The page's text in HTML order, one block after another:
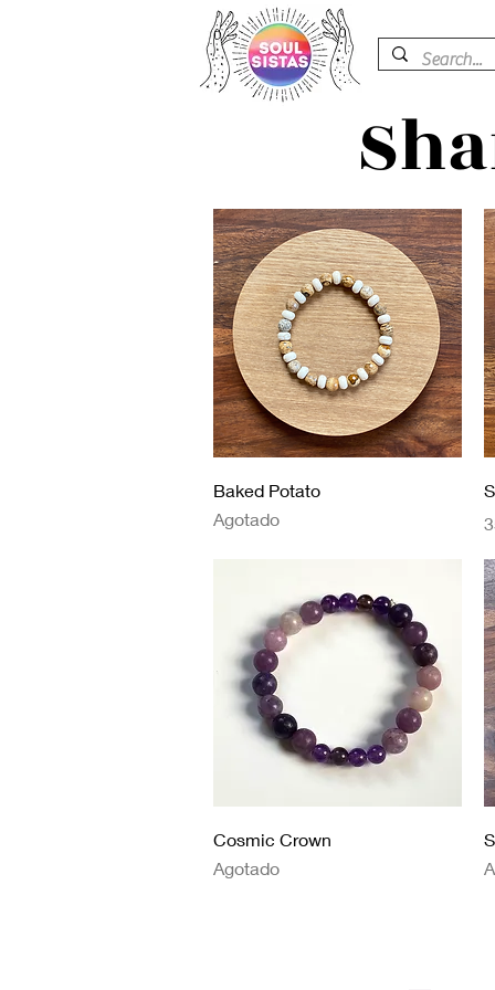
Vista rápida
Baked Potato
Agotado
Vista rápida
Cosmic Crown
Agotado